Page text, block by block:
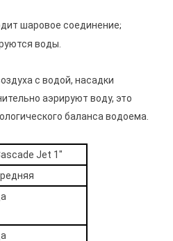
шаровое соединение;
воды.
с водой, насадки
аэрируют воду, это
баланса водоема.
Jet 1"